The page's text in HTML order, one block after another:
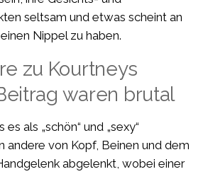
seltsam und etwas scheint an
Nippel zu haben.
zu Kourtneys
waren brutal
als „schön“ und „sexy“
andere von Kopf, Beinen und dem
abgelenkt, wobei einer